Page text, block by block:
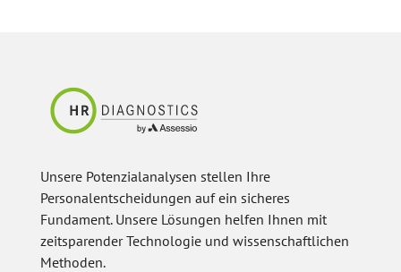
Unsere Potenzialanalysen stellen Ihre
Personalentscheidungen auf ein sicheres
Fundament. Unsere Lösungen helfen Ihnen mit
zeitsparender Technologie und wissenschaftlichen
Methoden.